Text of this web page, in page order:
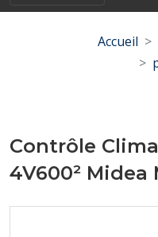
Accueil
Contrôle
4V600² Midea